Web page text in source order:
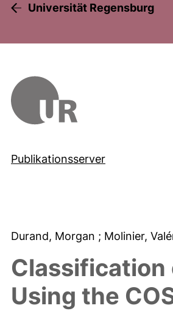
Universität Regensburg
Publikationsserver
Durand, Morgan ; Molinier,
Classification
Using the